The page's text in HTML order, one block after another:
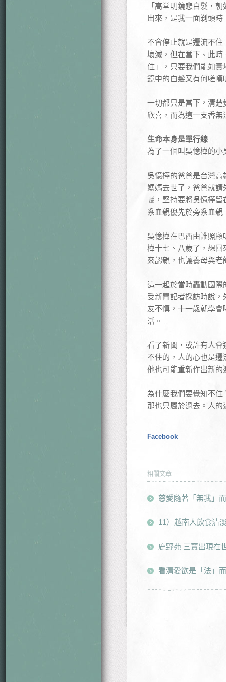
「高堂明鏡悲白髮，
出來，是我一面剃頭
不會停止就是遷流不
壞滅，但在當下、此
住」，只要我們能如
鏡中的白髮又有何嗟嘆
一切都只是當下，清
欣喜，而為這一支香無
生命本身是單行線
為了一個叫吳憶樺的
吳憶樺的爸爸是台灣
媽媽去世了，爸爸就
囑，堅持要將吳憶樺
系血親優先於旁系血
吳憶樺在巴西由誰照
樺十七、八歲了，想
來認親，也讓養母與老
這一起於當時轟動國
受新聞記者採訪時說
友不慎，十一歲就學
活。
看了新聞，或許有人
不住的，人的心也是
他也可能重新作出新的
為什麼我們要覺知不
那也只屬於過去。人
Facebook
相關文章
慈愛隨著「無我」
11）越南人飲食清
鹿野苑 三寶出現在
看清愛欲是「法」